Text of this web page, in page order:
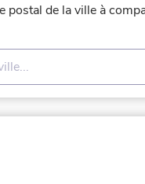
postal de la ville à